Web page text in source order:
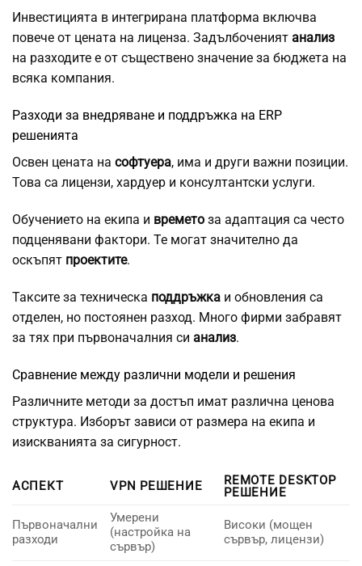
Инвестицията в интегрирана платформа включва
повече от цената на лиценза. Задълбоченият анализ
на разходите е от съществено значение за бюджета на
всяка компания.
Разходи за внедряване и поддръжка на ERP
решенията
Освен цената на софтуера, има и други важни позиции.
Това са лицензи, хардуер и консултантски услуги.
Обучението на екипа и времето за адаптация са често
подценявани фактори. Те могат значително да
оскъпят проектите.
Таксите за техническа поддръжка и обновления са
отделен, но постоянен разход. Много фирми забравят
за тях при първоначалния си анализ.
Сравнение между различни модели и решения
Различните методи за достъп имат различна ценова
структура. Изборът зависи от размера на екипа и
изискванията за сигурност.
АСПЕКТ VPN РЕШЕНИЕ
REMOTE DESKTOP
РЕШЕНИЕ
Първоначални
разходи
Умерени
(настройка на
сървър)
Високи (мощен
сървър, лицензи)